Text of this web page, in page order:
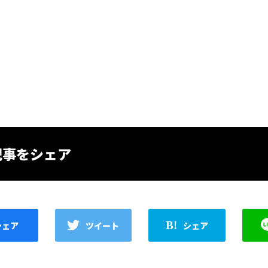
をシェア
ア ツイート シェア